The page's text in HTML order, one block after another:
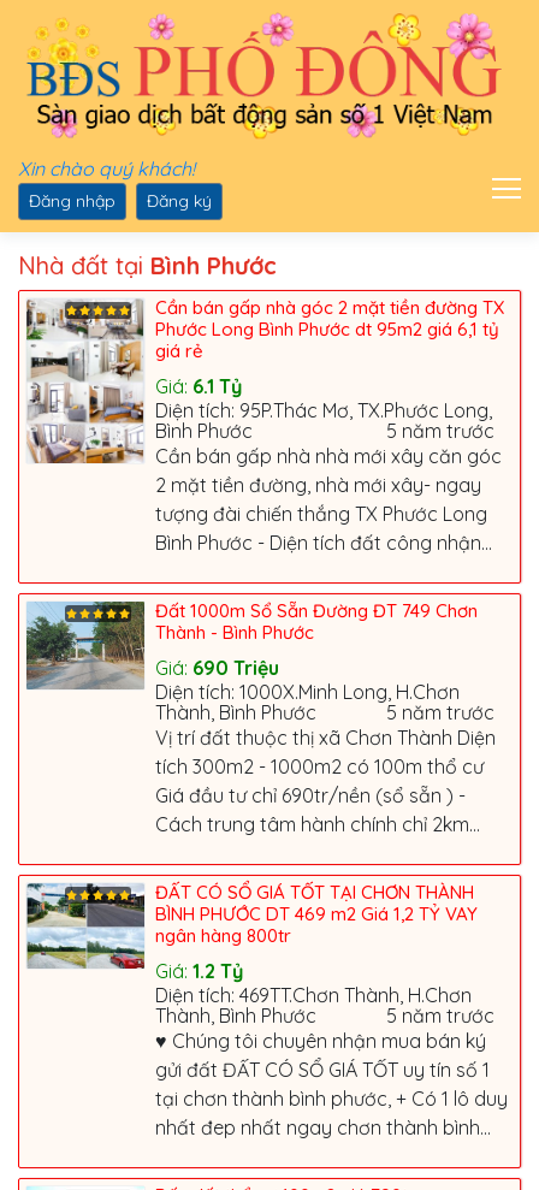
Xin chào quý khách!
Đăng nhập Đăng ký
Nhà đất tại Bình Phước
Cần bán gấp nhà góc 2 mặt tiền đường TX
Phước Long Bình Phước dt 95m2 giá 6,1 tỷ
giá rẻ
Giá: 6.1 Tỷ
Diện tích: 95P.Thác Mơ, TX.Phước Long,
Bình Phước
5 năm trước
Cần bán gấp nhà nhà mới xây căn góc
2 mặt tiền đường, nhà mới xây- ngay
tượng đài chiến thắng TX Phước Long
Bình Phước - Diện tích đất công nhận...
Đất 1000m Sổ Sẵn Đường ĐT 749 Chơn
Thành - Bình Phước
Giá: 690 Triệu
Diện tích: 1000X.Minh Long, H.Chơn
Thành, Bình Phước
5 năm trước
Vị trí đất thuộc thị xã Chơn Thành Diện
tích 300m2 - 1000m2 có 100m thổ cư
Giá đầu tư chỉ 690tr/nền (sổ sẵn ) -
Cách trung tâm hành chính chỉ 2km...
ĐẤT CÓ SỔ GIÁ TỐT TẠI CHƠN THÀNH
BÌNH PHƯỚC DT 469 m2 Giá 1,2 TỶ VAY
ngân hàng 800tr
Giá: 1.2 Tỷ
Diện tích: 469TT.Chơn Thành, H.Chơn
Thành, Bình Phước
5 năm trước
♥️ Chúng tôi chuyên nhận mua bán ký
gửi đất ĐẤT CÓ SỔ GIÁ TỐT uy tín số 1
tại chơn thành bình phước, + Có 1 lô duy
nhất đep nhất ngay chơn thành bình...